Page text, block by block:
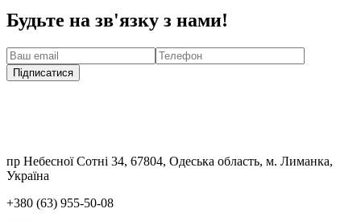
Будьте на зв'язку з нами!
Підписатися
пр Небесної Сотні 34, 67804, Одеська область, м. Лиманка,
Україна
+380 (63) 955-50-08